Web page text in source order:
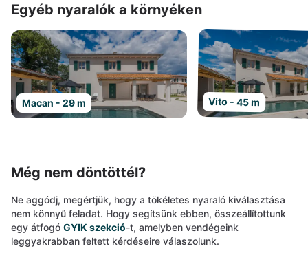
Egyéb nyaralók a környéken
Macan - 29 m Vito - 45 m
Még nem döntöttél?
Ne aggódj, megértjük, hogy a tökéletes nyaraló kiválasztása
nem könnyű feladat. Hogy segítsünk ebben, összeállítottunk
egy átfogó GYIK szekció-t, amelyben vendégeink
leggyakrabban feltett kérdéseire válaszolunk.